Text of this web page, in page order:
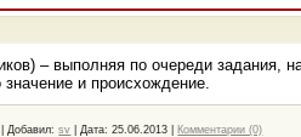
– выполняя по очереди задания,
и происхождение.
Добавил: sv Дата: 25.06.2013 Комментарии (0)